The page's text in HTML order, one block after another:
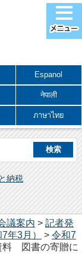
Espanol
नेपाली
ภาษาไทย
納税
議案内 > 記者発
年3月） > 令和7
料 図書の寄贈に